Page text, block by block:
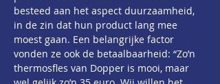
besteed aan het aspect duurzaamheid,
in de zin dat hun product lang mee
moest gaan. Een belangrijke factor
vonden ze ook de betaalbaarheid: “Zo’n
thermosfles van Dopper is mooi, maar